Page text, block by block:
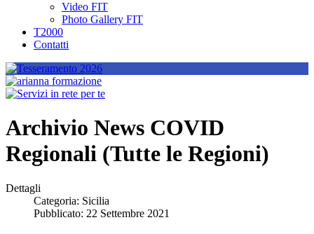
Video FIT
Photo Gallery FIT
T2000
Contatti
Archivio News COVID
Regionali (Tutte le Regioni)
Dettagli
Categoria: Sicilia
Pubblicato: 22 Settembre 2021